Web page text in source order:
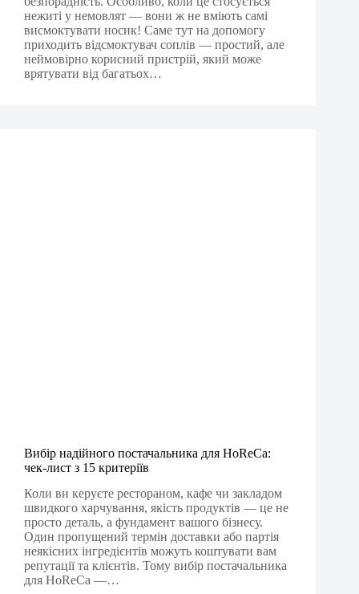
нежиті у немовлят — вони ж не вміють самі
висмоктувати носик! Саме тут на допомогу
приходить відсмоктувач соплів — простий, але
неймовірно корисний пристрій, який може
врятувати від багатьох…
Вибір надійного постачальника для HoReCa:
чек-лист з 15 критеріїв
Коли ви керуєте рестораном, кафе чи закладом
швидкого харчування, якість продуктів — це не
просто деталь, а фундамент вашого бізнесу.
Один пропущений термін доставки або партія
неякісних інгредієнтів можуть коштувати вам
репутації та клієнтів. Тому вибір постачальника
для HoReCa —…